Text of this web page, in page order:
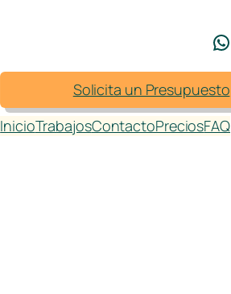
Solicita un Presupuesto
InicioTrabajosContactoPreciosFAQ